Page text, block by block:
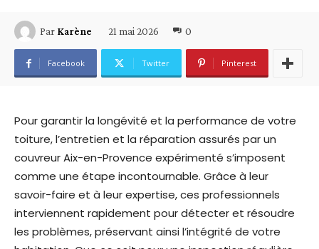
Par Karène 21 mai 2026 0
Facebook Twitter Pinterest
Pour garantir la longévité et la performance de votre
toiture, l’entretien et la réparation assurés par un
couvreur Aix-en-Provence expérimenté s’imposent
comme une étape incontournable. Grâce à leur
savoir-faire et à leur expertise, ces professionnels
interviennent rapidement pour détecter et résoudre
les problèmes, préservant ainsi l’intégrité de votre